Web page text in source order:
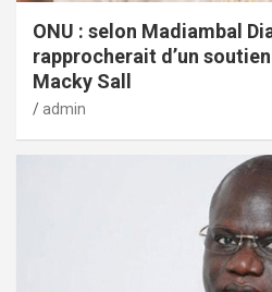
ONU : selon Madiambal
rapprocherait d’un
Macky Sall
admin